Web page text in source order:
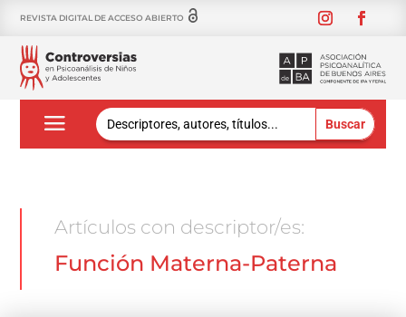
REVISTA DIGITAL DE ACCESO ABIERTO
Buscar:
Artículos con descriptor/es:
Función Materna-Paterna